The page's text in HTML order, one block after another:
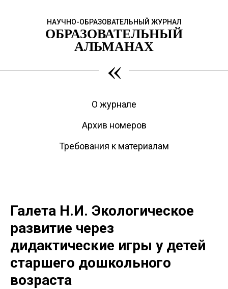
НАУЧНО-ОБРАЗОВАТЕЛЬНЫЙ ЖУРНАЛ
ОБРАЗОВАТЕЛЬНЫЙ
АЛЬМАНАХ
«
О журнале
Архив номеров
Требования к материалам
Галета Н.И. Экологическое
развитие через
дидактические игры у детей
старшего дошкольного
возраста